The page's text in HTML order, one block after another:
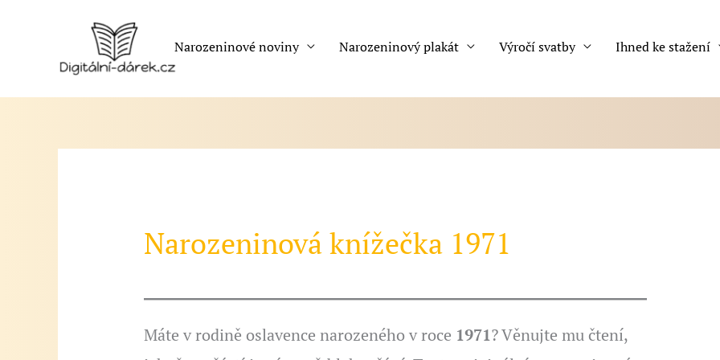
Narozeninové noviny Narozeninový plakát Výročí svatby Ihned ke stažení
Narozeninová knížečka 1971
Máte v rodině oslavence narozeného v roce 1971? Věnujte mu čtení,